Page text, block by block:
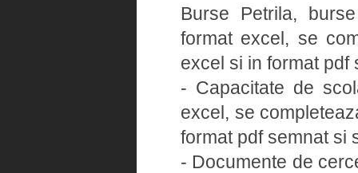
Burse Petrila,
format excel, se
excel si in format pdf
- Capacitate de
excel, se
format pdf semnat si
- Documente de